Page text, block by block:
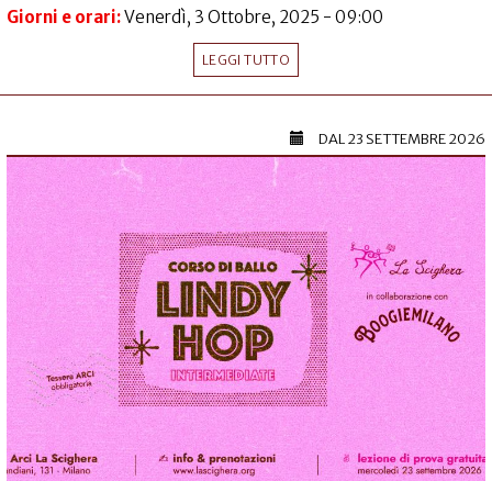
Giorni e orari:Venerdì, 3 Ottobre, 2025 - 09:00
LEGGI TUTTO
DAL23 SETTEMBRE 2026